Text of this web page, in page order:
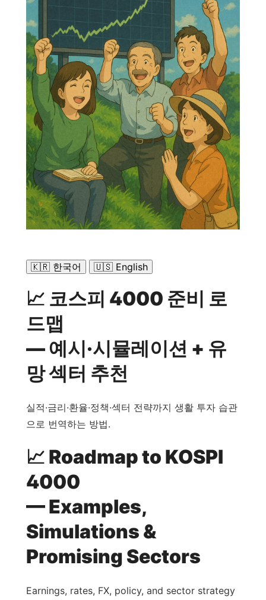
🇰🇷 한국어 🇺🇸 English
📈 코스피 4000 준비 로
드맵
— 예시·시뮬레이션 + 유
망 섹터 추천
실적·금리·환율·정책·섹터 전략까지 생활 투자 습관
으로 번역하는 방법.
📈 Roadmap to KOSPI
4000
— Examples,
Simulations &
Promising Sectors
Earnings, rates, FX, policy, and sector strategy